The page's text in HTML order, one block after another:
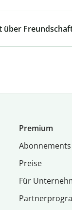
über
Premium
Abon­ne­ments
Preise
Für